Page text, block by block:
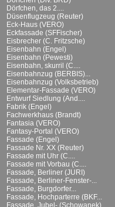
Dörfchen, das 2....
Düsenflugzeug (Reuter)
Eck-Haus (VERO)
Eckfassade (SFFischer)
Eisbrecher (C. Fritzsche)
Eisenbahn (Engel)
Eisenbahn (Pewesti)
Eisenbahn, skurril (C....
Eisenbahnzug (BERBIS)...
Eisenbahnzug (Volksbetrieb)
Elementar-Fassade (VERO)
Entwurf Siedlung (And....
Fabrik (Engel)
Fachwerkhaus (Brandt)
Fantasia (VERO)
Fantasy-Portal (VERO)
Fassade (Engel)
Fassade Nr. XX (Reuter)
Fassade mit Uhr (C....
Fassade mit Vorbau (C....
Fassade, Berliner (JURI)
Fassade, Berliner-Fenster-...
Fassade, Burgdorfer...
Fassade, Hochparterre (BKF...
Fassade, Jubel- (Schowanek)